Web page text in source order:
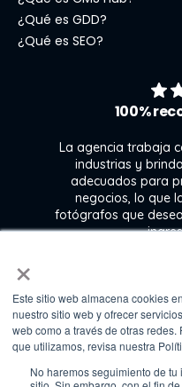
×
Este sitio web almacena cookies
nuestro sitio web y ofrecer
web como a través de otras
que utilizamos, revisa nuestra
No haremos seguimiento de
¿Qué es GDD?
¿Qué es SEO?
100%
La agencia trabaja
industrias y
adecuados para
negocios, lo que
fotógrafos que
Marketing &